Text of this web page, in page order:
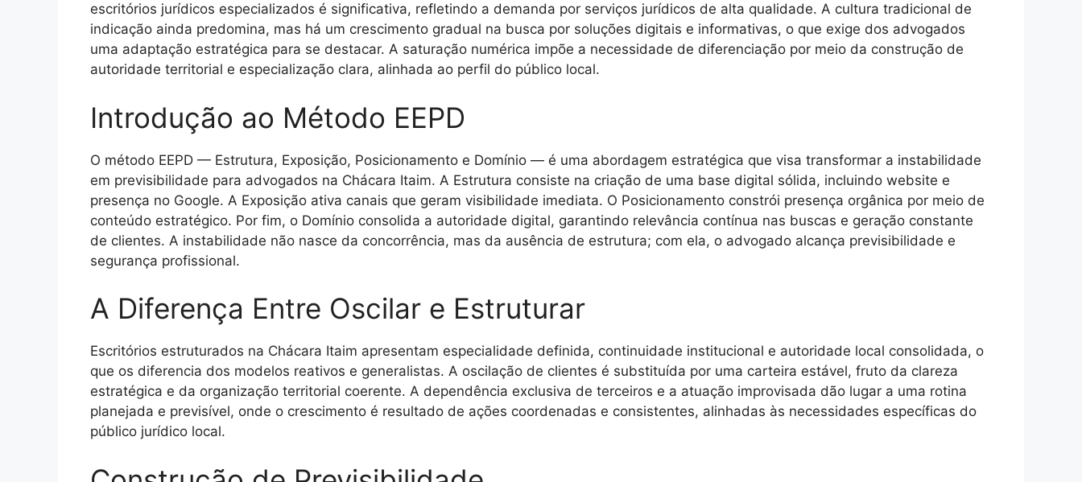
escritórios jurídicos especializados é significativa, refletindo a demanda por serviços jurídicos de alta qualidade. A cultura tradicional de
indicação ainda predomina, mas há um crescimento gradual na busca por soluções digitais e informativas, o que exige dos advogados
uma adaptação estratégica para se destacar. A saturação numérica impõe a necessidade de diferenciação por meio da construção de
autoridade territorial e especialização clara, alinhada ao perfil do público local.
Introdução ao Método EEPD
O método EEPD — Estrutura, Exposição, Posicionamento e Domínio — é uma abordagem estratégica que visa transformar a instabilidade
em previsibilidade para advogados na Chácara Itaim. A Estrutura consiste na criação de uma base digital sólida, incluindo website e
presença no Google. A Exposição ativa canais que geram visibilidade imediata. O Posicionamento constrói presença orgânica por meio de
conteúdo estratégico. Por fim, o Domínio consolida a autoridade digital, garantindo relevância contínua nas buscas e geração constante
de clientes. A instabilidade não nasce da concorrência, mas da ausência de estrutura; com ela, o advogado alcança previsibilidade e
segurança profissional.
A Diferença Entre Oscilar e Estruturar
Escritórios estruturados na Chácara Itaim apresentam especialidade definida, continuidade institucional e autoridade local consolidada, o
que os diferencia dos modelos reativos e generalistas. A oscilação de clientes é substituída por uma carteira estável, fruto da clareza
estratégica e da organização territorial coerente. A dependência exclusiva de terceiros e a atuação improvisada dão lugar a uma rotina
planejada e previsível, onde o crescimento é resultado de ações coordenadas e consistentes, alinhadas às necessidades específicas do
público jurídico local.